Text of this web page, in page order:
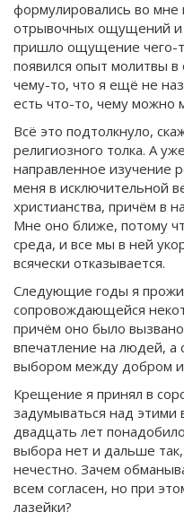
формулировались во мне
отрывочных ощущений и
пришло ощущение чего-
появился опыт молитвы
чему-то, что я ещё не
есть что-то, чему можно
Всё это подтолкнуло,
религиозного толка. А
направленное изучение
меня в исключительной
христианства, причём в
Мне оно ближе, потому
среда, и все мы в ней
всячески отказывается.
Следующие годы я
сопровождающейся
причём оно было
впечатление на людей,
выбором между добром и
Крещение я принял в
задумываться над
двадцать лет
выбора нет и дальше
нечестно. Зачем
всем согласен, но при
лазейки?